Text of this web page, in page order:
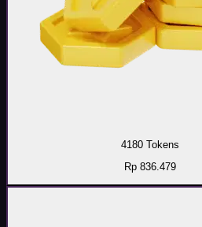
4180 Tokens
Rp 836.479